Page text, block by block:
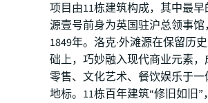
项目由11栋建筑构成，其中最
源壹号前身为英国驻沪总领事
1849年。洛克·外滩源在保留历
础上，巧妙融入现代商业元素
零售、文化艺术、餐饮娱乐于
地标。11栋百年建筑“修旧如旧”